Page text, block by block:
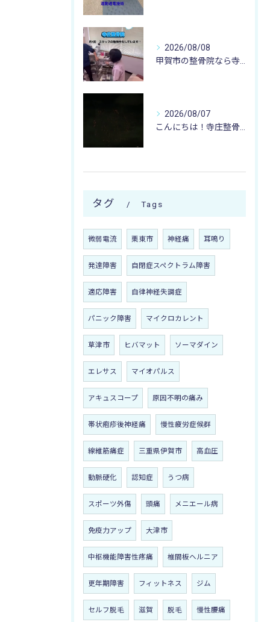
2026/08/08
2026/08/07
タグ Tags
微弱電流 栗東市 神経痛 耳鳴り
発達障害 自閉症スペクトラム障害
適応障害 自律神経失調症
パニック障害 マイクロカレント
草津市 ヒバマット ソーマダイン
エレサス マイオパルス
アキュスコープ 原因不明の痛み
帯状疱疹後神経痛 慢性疲労症候群
線維筋痛症 三重県伊賀市 高血圧
動脈硬化 認知症 うつ病
スポーツ外傷 頭痛 メニエール病
免疫力アップ 大津市
中枢機能障害性疼痛 椎間板ヘルニア
更年期障害 フィットネス ジム
セルフ脱毛 滋賀 脱毛 慢性腰痛